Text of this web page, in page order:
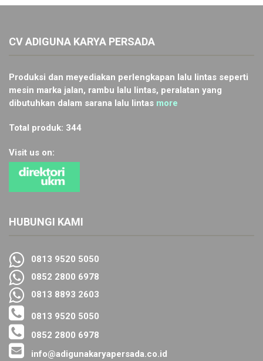
CV ADIGUNA KARYA PERSADA
Produksi dan meyediakan perlengkapan lalu lintas seperti
mesin marka jalan, rambu lalu lintas, peralatan yang
dibutuhkan dalam sarana lalu lintas more
Total produk: 344
Visit us on:
HUBUNGI KAMI
0813 9520 5050
0852 2800 6978
0813 8893 2603
0813 9520 5050
0852 2800 6978
info@adigunakaryapersada.co.id